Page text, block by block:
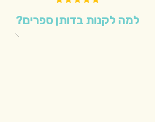
למה לקנות בדותן ספרים?